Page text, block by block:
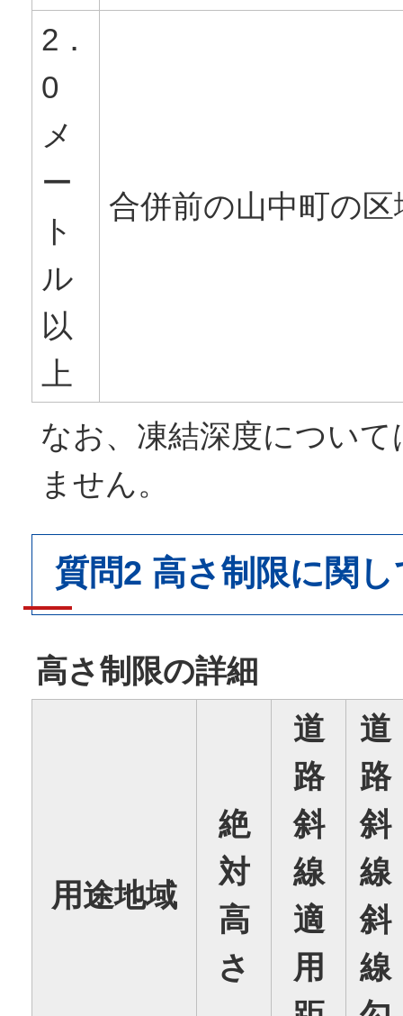
2．
0
メ
ー
ト
ル
以
上
合併前の山中町の区
なお、凍結深度につい
ません。
質問2 高さ制限に関し
高さ制限の詳細
用途地域
絶
対
高
さ
道
路
斜
線
適
用
道
路
斜
線
斜
線